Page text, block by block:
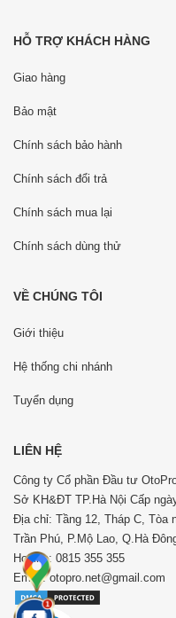
HỖ TRỢ KHÁCH HÀNG
Giao hàng
Bảo mật
Chính sách bảo hành
Chính sách đổi trả
Chính sách mua lại
Chính sách dùng thử
VỀ CHÚNG TÔI
Giới thiệu
Hệ thống chi nhánh
Tuyển dụng
LIÊN HỆ
Công ty Cổ phần Đầu tư
Sở KH&ĐT TP.Hà Nội Cấp
Địa chỉ: Tầng 12, Tháp C, Tòa
Trần Phú, P.Mộ Lao, Q.Hà
Hotline: 0815 355 355
Email: otopro.net@gmail.com